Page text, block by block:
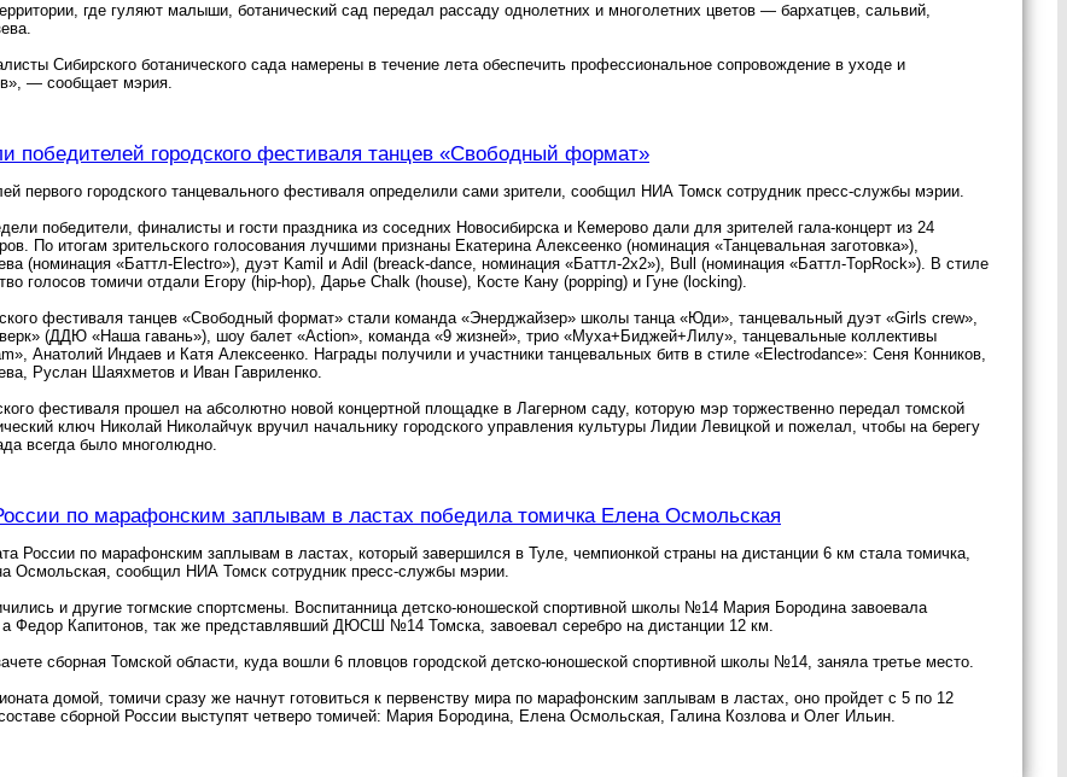
где гуляют малыши, ботанический сад передал рассаду однолетних и многолетних цветов — бархатцев, сальвий,
Сибирского ботанического сада намерены в течение лета обеспечить профессиональное сопровождение в уходе и
— сообщает мэрия.
победителей городского фестиваля танцев «Свободный формат»
первого городского танцевального фестиваля определили сами зрители, сообщил НИА Томск сотрудник пресс-службы мэрии.
победители, финалисты и гости праздника из соседних Новосибирска и Кемерово дали для зрителей гала-концерт из 24
По итогам зрительского голосования лучшими признаны Екатерина Алексеенко (номинация «Танцевальная заготовка»),
(номинация «Баттл-Electro»), дуэт Kamil и Adil (breack-dance, номинация «Баттл-2x2»), Bull (номинация «Баттл-ТоpRock»). В стиле
голосов томичи отдали Егору (hip-hop), Дарье Chalk (house), Косте Кану (popping) и Гуне (locking).
фестиваля танцев «Свободный формат» стали команда «Энерджайзер» школы танца «Юди», танцевальный дуэт «Girls crew»,
(ДДЮ «Наша гавань»), шоу балет «Action», команда «9 жизней», трио «Муха+Биджей+Лилу», танцевальные коллективы
Анатолий Индаев и Катя Алексеенко. Награды получили и участники танцевальных битв в стиле «Electrodance»: Сеня Конников,
Руслан Шаяхметов и Иван Гавриленко.
фестиваля прошел на абсолютно новой концертной площадке в Лагерном саду, которую мэр торжественно передал томской
ключ Николай Николайчук вручил начальнику городского управления культуры Лидии Левицкой и пожелал, чтобы на берегу
всегда было многолюдно.
по марафонским заплывам в ластах победила томичка Елена Осмольская
России по марафонским заплывам в ластах, который завершился в Туле, чемпионкой страны на дистанции 6 км стала томичка,
Осмольская, сообщил НИА Томск сотрудник пресс-службы мэрии.
и другие тогмские спортсмены. Воспитанница детско-юношеской спортивной школы №14 Мария Бородина завоевала
Федор Капитонов, так же представлявший ДЮСШ №14 Томска, завоевал серебро на дистанции 12 км.
сборная Томской области, куда вошли 6 пловцов городской детско-юношеской спортивной школы №14, заняла третье место.
домой, томичи сразу же начнут готовиться к первенству мира по марафонским заплывам в ластах, оно пройдет с 5 по 12
сборной России выступят четверо томичей: Мария Бородина, Елена Осмольская, Галина Козлова и Олег Ильин.